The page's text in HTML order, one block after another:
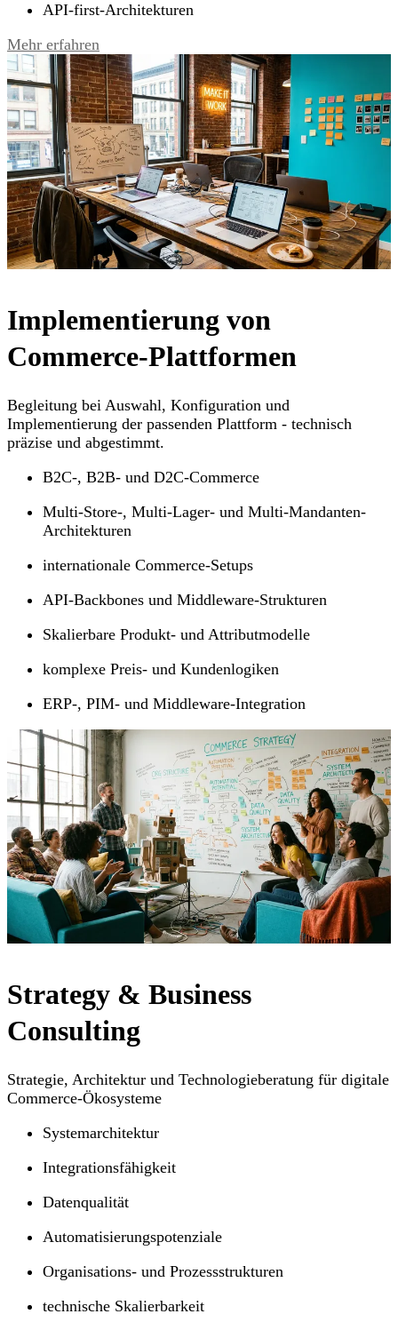
API-first-Architekturen
Mehr erfahren
Implementierung von
Commerce-Plattformen
Begleitung bei Auswahl, Konfiguration und
Implementierung der passenden Plattform - technisch
präzise und abgestimmt.
B2C-, B2B- und D2C-Commerce
Multi-Store-, Multi-Lager- und Multi-Mandanten-
Architekturen
internationale Commerce-Setups
API-Backbones und Middleware-Strukturen
Skalierbare Produkt- und Attributmodelle
komplexe Preis- und Kundenlogiken
ERP-, PIM- und Middleware-Integration
Strategy & Business
Consulting
Strategie, Architektur und Technologieberatung für digitale
Commerce-Ökosysteme
Systemarchitektur
Integrationsfähigkeit
Datenqualität
Automatisierungspotenziale
Organisations- und Prozessstrukturen
technische Skalierbarkeit